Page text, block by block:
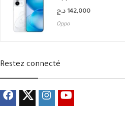
142,000 د.ج
Oppo
Restez connecté